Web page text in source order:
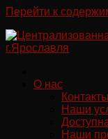
Перейти к
О нас
Контакты
Наши
Наши